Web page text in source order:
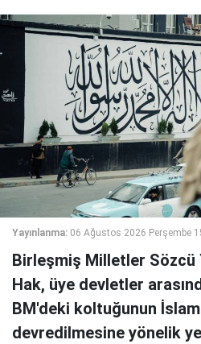
Yayınlanma: 06 Ağustos 2026 Perşembe
Birleşmiş Milletler Sözcü
Hak, üye devletler
BM'deki koltuğunun
devredilmesine yönelik